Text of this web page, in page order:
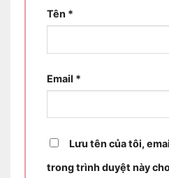
Tên *
Email *
Lưu tên của tôi,
trong trình duyệt này